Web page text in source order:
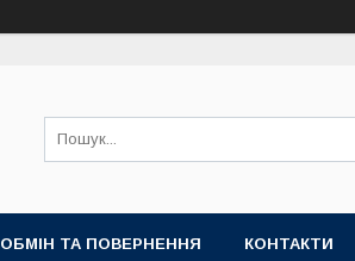
ОБМІН ТА ПОВЕРНЕННЯ КОНТАКТИ